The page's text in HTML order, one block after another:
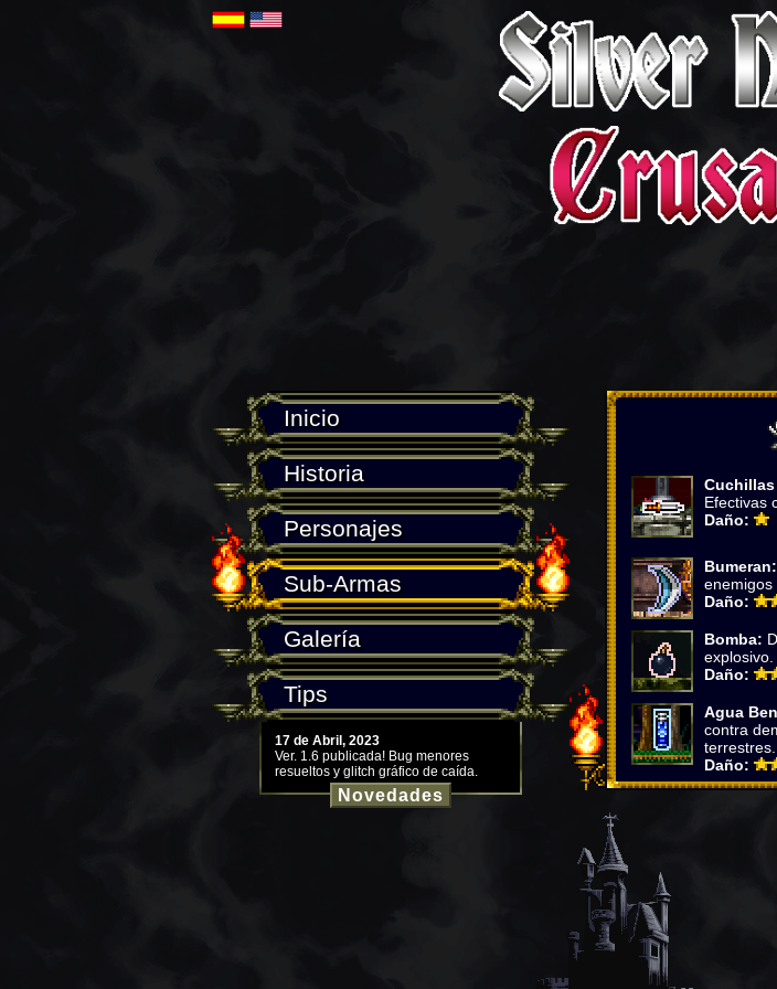
Inicio
Historia
Personajes
Sub-Armas
Galería
Tips
17 de Abril, 2023
Ver. 1.6 publicada! Bug menores
resueltos y glitch gráfico de caída.
6 de Agosto, 2022
Novedades
Efectivas
Daño:
Bumeran:
enemigos
Daño:
Bomba:
explosivo.
Daño:
Agua
contra
terrestres.
Daño: